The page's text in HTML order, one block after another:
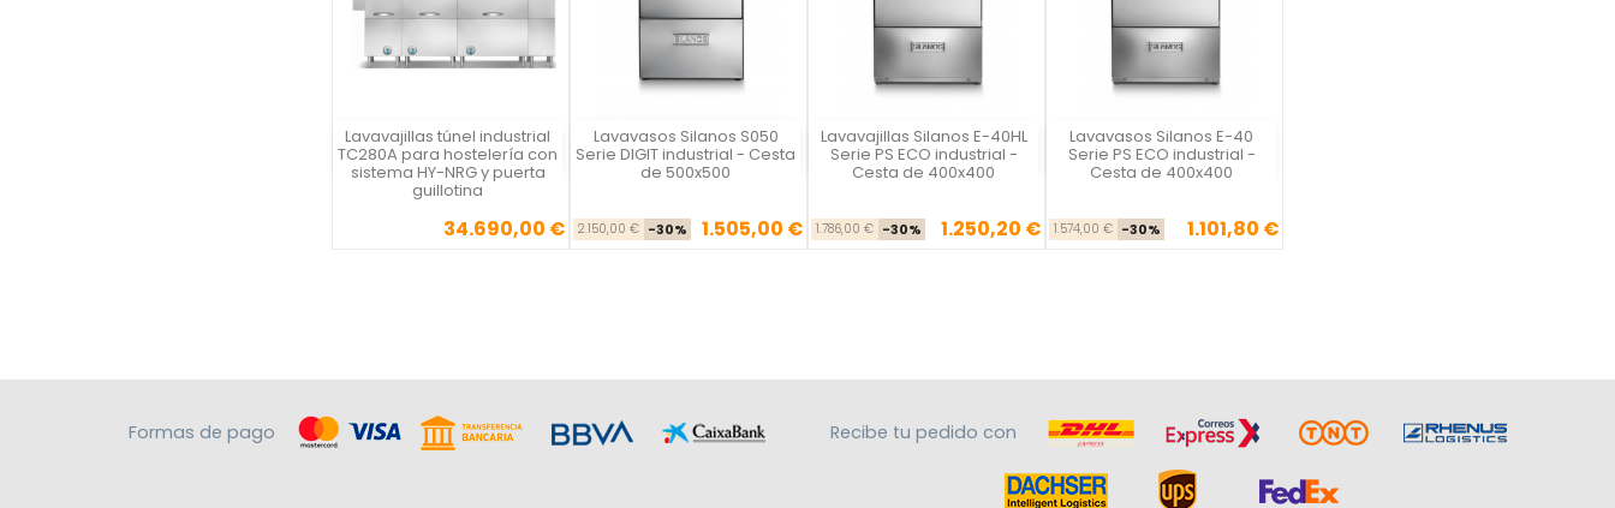
Lavavajillas túnel industrial
TC280A para hostelería con
sistema HY-NRG y puerta
guillotina
Precio
34.690,00 €

Vista rápida Lavavasos Silanos S050
Serie DIGIT industrial - Cesta
de 500x500
Precio base
2.150,00 € -30% Precio
1.505,00 €

Vista rápida Lavavajillas Silanos E-40HL
Serie PS ECO industrial -
Cesta de 400x400
Precio base
1.786,00 € -30% Precio
1.250,20 €

Vista rápida Lavavasos Silanos E-40
Serie PS ECO industrial -
Cesta de 400x400
Precio base
1.574,00 € -30% Precio
1.101,80 €

Vista rápida
Formas de pago Recibe tu pedido con